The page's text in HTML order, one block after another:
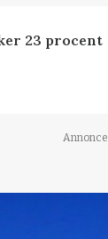
23 procent
Annonce